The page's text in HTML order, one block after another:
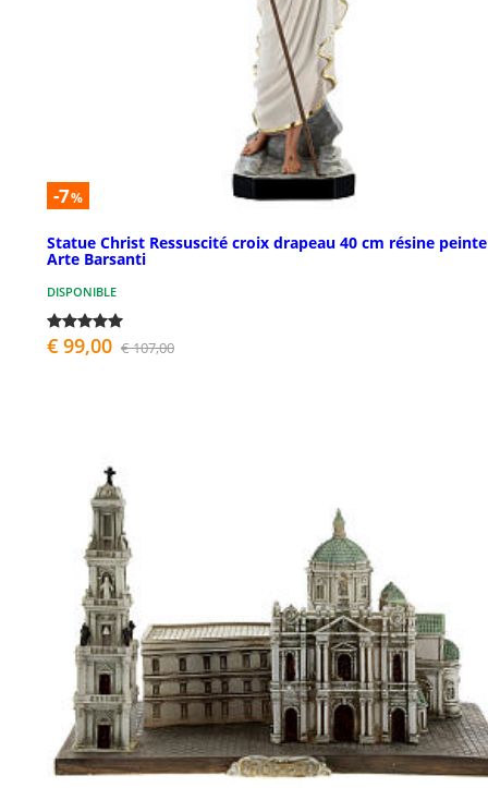
-7%
Statue Christ Ressuscité croix drapeau 40 cm résine peinte
Arte Barsanti
DISPONIBLE
€ 99,00 € 107,00